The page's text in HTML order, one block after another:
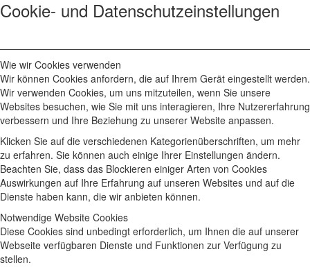
Cookie- und Datenschutzeinstellungen
Wie wir Cookies verwenden
Wir können Cookies anfordern, die auf Ihrem Gerät eingestellt werden.
Wir verwenden Cookies, um uns mitzuteilen, wenn Sie unsere
Websites besuchen, wie Sie mit uns interagieren, Ihre Nutzererfahrung
verbessern und Ihre Beziehung zu unserer Website anpassen.
Klicken Sie auf die verschiedenen Kategorienüberschriften, um mehr
zu erfahren. Sie können auch einige Ihrer Einstellungen ändern.
Beachten Sie, dass das Blockieren einiger Arten von Cookies
Auswirkungen auf Ihre Erfahrung auf unseren Websites und auf die
Dienste haben kann, die wir anbieten können.
Notwendige Website Cookies
Diese Cookies sind unbedingt erforderlich, um Ihnen die auf unserer
Webseite verfügbaren Dienste und Funktionen zur Verfügung zu
stellen.